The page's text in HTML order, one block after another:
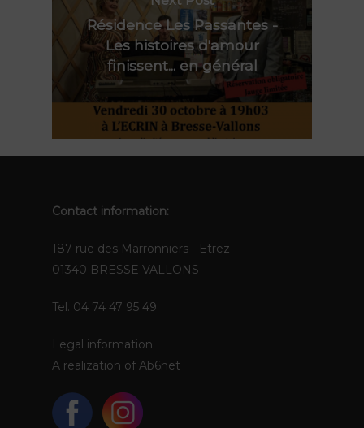
Résidence Les Passantes -
Les histoires d'amour
finissent... en général
Contact information:
187 rue des Marronniers - Etrez
01340 BRESSE VALLONS
Tel. 04 74 47 95 49
Legal information
A realization of Ab6net
Polynie
Contact
FR
EN